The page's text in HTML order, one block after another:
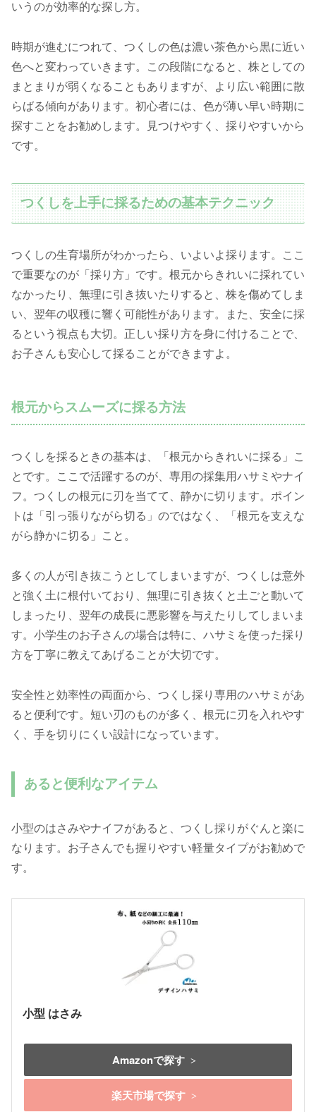
いうのが効率的な探し方。
時期が進むにつれて、つくしの色は濃い茶色から黒に近い
色へと変わっていきます。この段階になると、株としての
まとまりが弱くなることもありますが、より広い範囲に散
らばる傾向があります。初心者には、色が薄い早い時期に
探すことをお勧めします。見つけやすく、採りやすいから
です。
つくしを上手に採るための基本テクニック
つくしの生育場所がわかったら、いよいよ採ります。ここ
で重要なのが「採り方」です。根元からきれいに採れてい
なかったり、無理に引き抜いたりすると、株を傷めてしま
い、翌年の収穫に響く可能性があります。また、安全に採
るという視点も大切。正しい採り方を身に付けることで、
お子さんも安心して採ることができますよ。
根元からスムーズに採る方法
つくしを採るときの基本は、「根元からきれいに採る」こ
とです。ここで活躍するのが、専用の採集用ハサミやナイ
フ。つくしの根元に刃を当てて、静かに切ります。ポイン
トは「引っ張りながら切る」のではなく、「根元を支えな
がら静かに切る」こと。
多くの人が引き抜こうとしてしまいますが、つくしは意外
と強く土に根付いており、無理に引き抜くと土ごと動いて
しまったり、翌年の成長に悪影響を与えたりしてしまいま
す。小学生のお子さんの場合は特に、ハサミを使った採り
方を丁寧に教えてあげることが大切です。
安全性と効率性の両面から、つくし採り専用のハサミがあ
ると便利です。短い刃のものが多く、根元に刃を入れやす
く、手を切りにくい設計になっています。
あると便利なアイテム
小型のはさみやナイフがあると、つくし採りがぐんと楽に
なります。お子さんでも握りやすい軽量タイプがお勧めで
す。
小型 はさみ
Amazonで探す
楽天市場で探す